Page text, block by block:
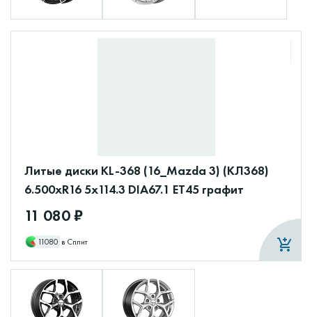
Литые диски KL-368 (16_Mazda 3) (КЛ368)
6.500xR16 5x114.3 DIA67.1 ET45 графит
11 080 ₽
11080 в Сплит